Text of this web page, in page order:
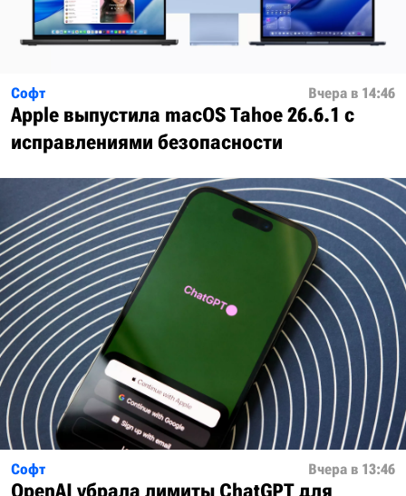
Софт Вчера в 14:46
Apple выпустила macOS Tahoe 26.6.1 с
исправлениями безопасности
Софт Вчера в 13:46
OpenAI убрала лимиты ChatGPT для